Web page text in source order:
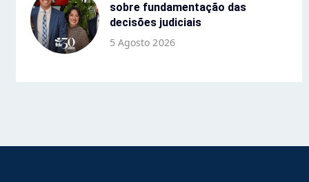
sobre fundamentação das
decisões judiciais
5 Agosto 2026